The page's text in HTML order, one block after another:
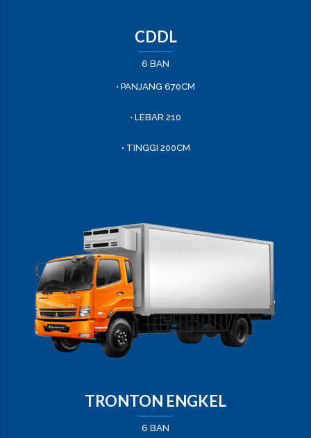
CDDL
6 BAN
• PANJANG 670CM
• LEBAR 210
• TINGGI 200CM
TRONTON ENGKEL
6 BAN